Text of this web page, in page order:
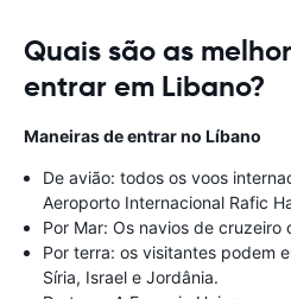
Quais são as
entrar em Libano?
Maneiras de entrar no Líbano
De avião: todos os voos
Aeroporto Internacional Rafic
Por Mar: Os navios de
Por terra: os visitantes podem
Síria, Israel e Jordânia.